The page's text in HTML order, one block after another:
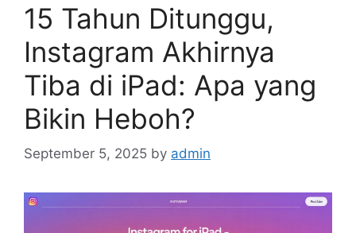
r
e
s
15 Tahun Ditunggu,
Instagram Akhirnya
Tiba di iPad: Apa yang
Bikin Heboh?
September 5, 2025 by admin